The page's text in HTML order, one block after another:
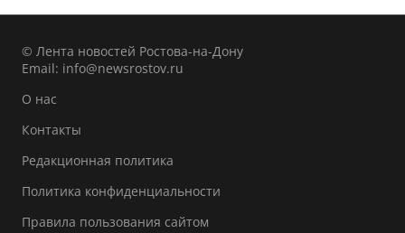
© Лента новостей Ростова-на-Дону
Email: info@newsrostov.ru
О нас
Контакты
Редакционная политика
Политика конфиденциальности
Правила пользования сайтом